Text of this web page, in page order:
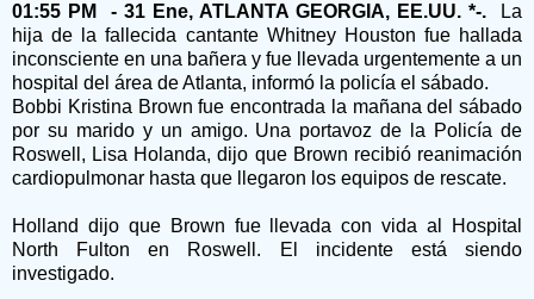
01:55 PM - 31 Ene, ATLANTA GEORGIA, EE.UU. *-.
La
hija de la fallecida cantante Whitney Houston fue hallada
inconsciente en una bañera y fue llevada urgentemente a un
hospital del área de Atlanta, informó la policía el sábado.
Bobbi Kristina Brown fue encontrada la mañana del sábado
por su marido y un amigo. Una portavoz de la Policía de
Roswell, Lisa Holanda, dijo que Brown recibió reanimación
cardiopulmonar hasta que llegaron los equipos de rescate.
Holland dijo que Brown fue llevada con vida al Hospital
North Fulton en Roswell. El incidente está siendo
investigado.